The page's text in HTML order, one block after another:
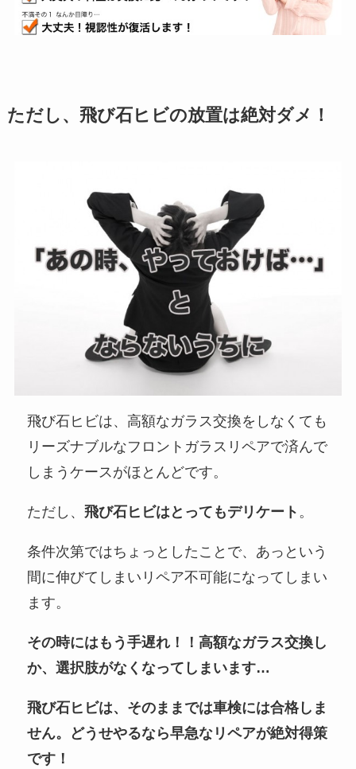
ただし、飛び石ヒビの放置は絶対ダメ！
飛び石ヒビは、高額なガラス交換をしなくても
リーズナブルなフロントガラスリペアで済んで
しまうケースがほとんどです。
ただし、飛び石ヒビはとってもデリケート 。
条件次第ではちょっとしたことで、あっという
間に伸びてしまいリペア不可能になってしまい
ます。
その時にはもう手遅れ！！高額なガラス交換し
か、選択肢がなくなってしまいます…
飛び石ヒビは、そのままでは車検には合格しま
せん。どうせやるなら早急なリペアが絶対得策
です！